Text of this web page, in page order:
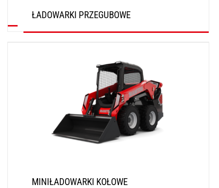
ŁADOWARKI PRZEGUBOWE
MINIŁADOWARKI KOŁOWE